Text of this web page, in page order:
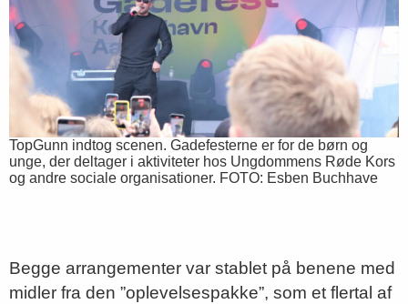
TopGunn indtog scenen. Gadefesterne er for de børn og
unge, der deltager i aktiviteter hos Ungdommens Røde Kors
og andre sociale organisationer. FOTO: Esben Buchhave
Begge arrangementer var stablet på benene med
midler fra den ”oplevelsespakke”, som et flertal af